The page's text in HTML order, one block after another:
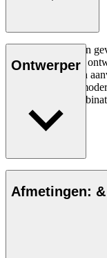
Carl Hansen & Søn
RF200 Tafellamp,
ontwerp vormt een
tegelijkertijd een
kenmerkende
verhogende sfeer.
Ontwerper
Rikke Frost (1973)
materialen en de
tradities combineert.
hedendaagse en
in meubels en
opvallende stijl, vaak
Frost het belangrijk
Afmetingen: